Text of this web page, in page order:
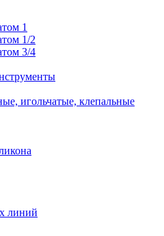
1
1/2
3/4
игольчатые, клепальные
линий